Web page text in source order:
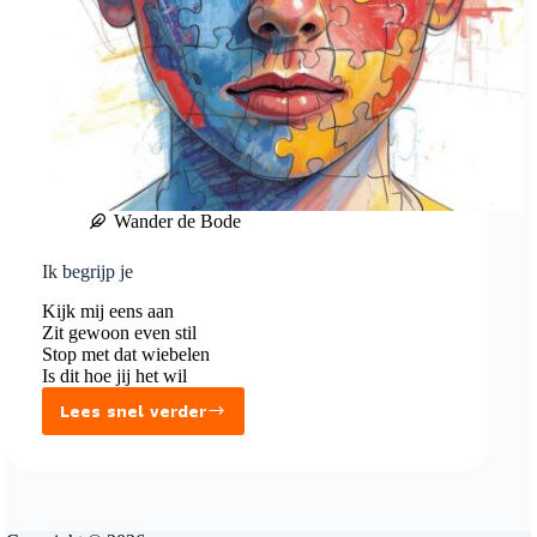
Wander de Bode
Ik begrijp je
Kijk mij eens aan
Zit gewoon even stil
Stop met dat wiebelen
Is dit hoe jij het wil
Lees snel verder
Ik